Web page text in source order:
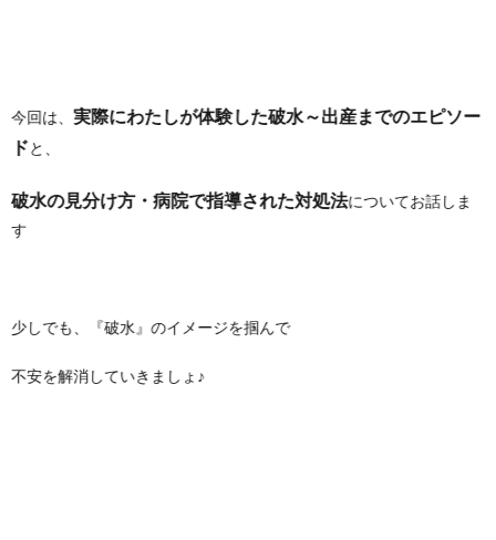
今回は、実際にわたしが体験した破水～出産までのエピソー
ドと、
破水の見分け方・病院で指導された対処法についてお話しま
す
少しでも、『破水』のイメージを掴んで
不安を解消していきましょ♪